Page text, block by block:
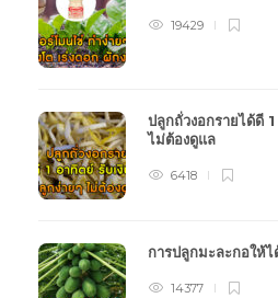
19429
ปลูกถั่วงอกรายได้ดี
ไม่ต้องดูแล
6418
การปลูกมะละกอให้
14377